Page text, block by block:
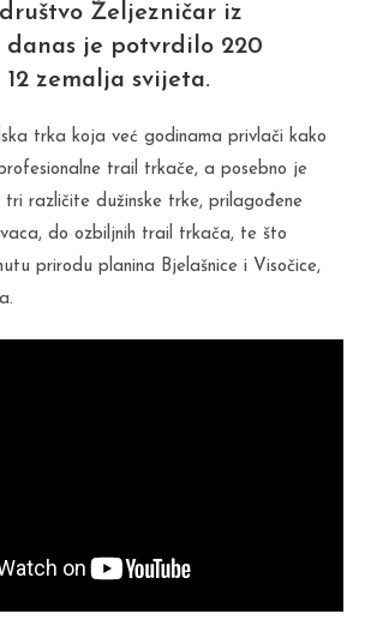
Željezničar iz
danas je potvrdilo 220
zemalja svijeta.
trka koja već godinama privlači kako
trail trkače, a posebno je
tri različite dužinske trke, prilagođene
do ozbiljnih trail trkača, te što
prirodu planina Bjelašnice i Visočice,